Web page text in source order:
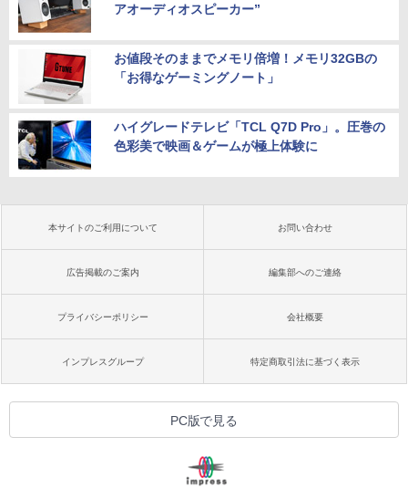
アオーディオスピーカー”
お値段そのままでメモリ倍増！メモリ32GBの
「お得なゲーミングノート」
ハイグレードテレビ「TCL Q7D Pro」。圧巻の
色彩美で映画＆ゲームが極上体験に
本サイトのご利用について お問い合わせ
広告掲載のご案内 編集部へのご連絡
プライバシーポリシー 会社概要
インプレスグループ 特定商取引法に基づく表示
PC版で見る